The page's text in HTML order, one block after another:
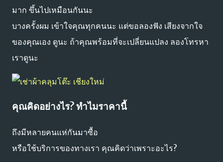
มาก ขึ้นไปเหมือนกันนะ
บางครั้งผม เข้าใจคุณทุกคนนะ แต่ขอลองฟัง เสียงจากใจ
ของคุณเอง ดูนะ ถ้าคุณพร้อมที่จะเปลี่ยนแปลง ลองโทรหา
เราดูนะ
คุณคิดอย่างไร? ทำไมราคานี้
ถึงมีหลายคนแห่กันมาซื้อ
หรือใช้บริการของทางเรา คุณคิดว่าเพราะอะไร?